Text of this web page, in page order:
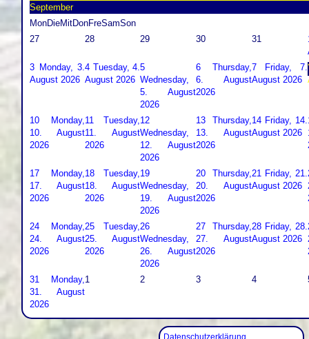
September
MonDieMitDonFreSamSon
27
28 29 30 31
3 Monday, 3.
August 2026
4 Tuesday, 4.
August 2026
5
Wednesday,
5. August
2026
6
Thursday,
6. August
2026
7
Friday, 7.
August 2026
10
Monday,
10. August
2026
11
Tuesday,
11. August
2026
12
Wednesday,
12. August
2026
13
Thursday,
13. August
2026
14 Friday, 14.
August 2026
17
Monday,
17. August
2026
18
Tuesday,
18. August
2026
19
Wednesday,
19. August
2026
20
Thursday,
20. August
2026
21 Friday, 21.
August 2026
24
Monday,
24. August
2026
25
Tuesday,
25. August
2026
26
Wednesday,
26. August
2026
27
Thursday,
27. August
2026
28 Friday, 28.
August 2026
31
Monday,
31. August
2026
1 2 3 4
Datenschutzerklärung